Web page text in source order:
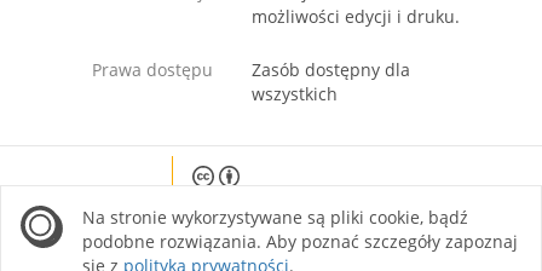
możliwości edycji i druku.
Prawa dostępu
Zasób dostępny dla
wszystkich
site is licensed under a Creative Commons
Attribution 4.0 International license.
Na stronie wykorzystywane są pliki cookie, bądź
podobne rozwiązania. Aby poznać szczegóły zapoznaj
się z polityką prywatności.